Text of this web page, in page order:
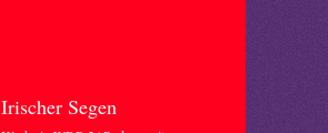
Irischer Segen